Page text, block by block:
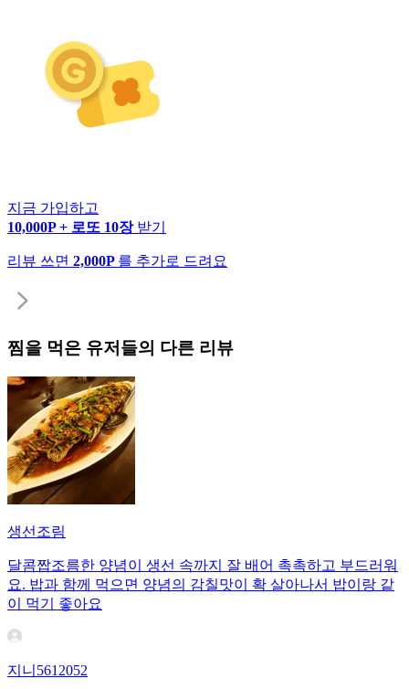
지금 가입하고
10,000P + 로또 10장 받기
리뷰 쓰면 2,000P 를 추가로 드려요
찜을 먹은 유저들의 다른 리뷰
생선조림
달콤짭조름한 양념이 생선 속까지 잘 배어 촉촉하고 부드러워
요. 밥과 함께 먹으면 양념의 감칠맛이 확 살아나서 밥이랑 같
이 먹기 좋아요
지니5612052